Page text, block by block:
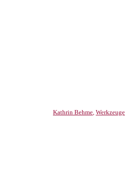
Kathrin Behme Werkzeuge